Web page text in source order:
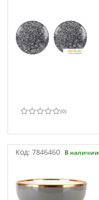
(0)
Код: 7846460 В наличии